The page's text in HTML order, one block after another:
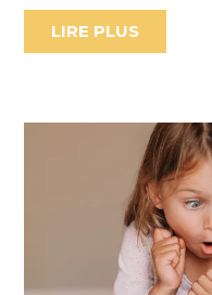
LIRE PLUS